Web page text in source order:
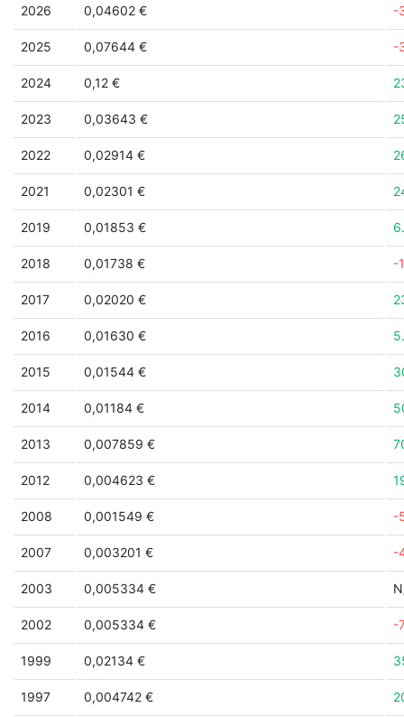
2026 0,04602 € -
2025 0,07644 € -
2024 0,12 €
2023 0,03643 €
2022 0,02914 €
2021 0,02301 €
2019 0,01853 €
2018 0,01738 € -
2017 0,02020 €
2016 0,01630 €
2015 0,01544 €
2014 0,01184 €
2013 0,007859 €
2012 0,004623 €
2008 0,001549 € -
2007 0,003201 € -
2003 0,005334 €
2002 0,005334 € -
1999 0,02134 €
1997 0,004742 €